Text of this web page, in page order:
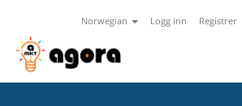
Norwegian Logg inn Registrer